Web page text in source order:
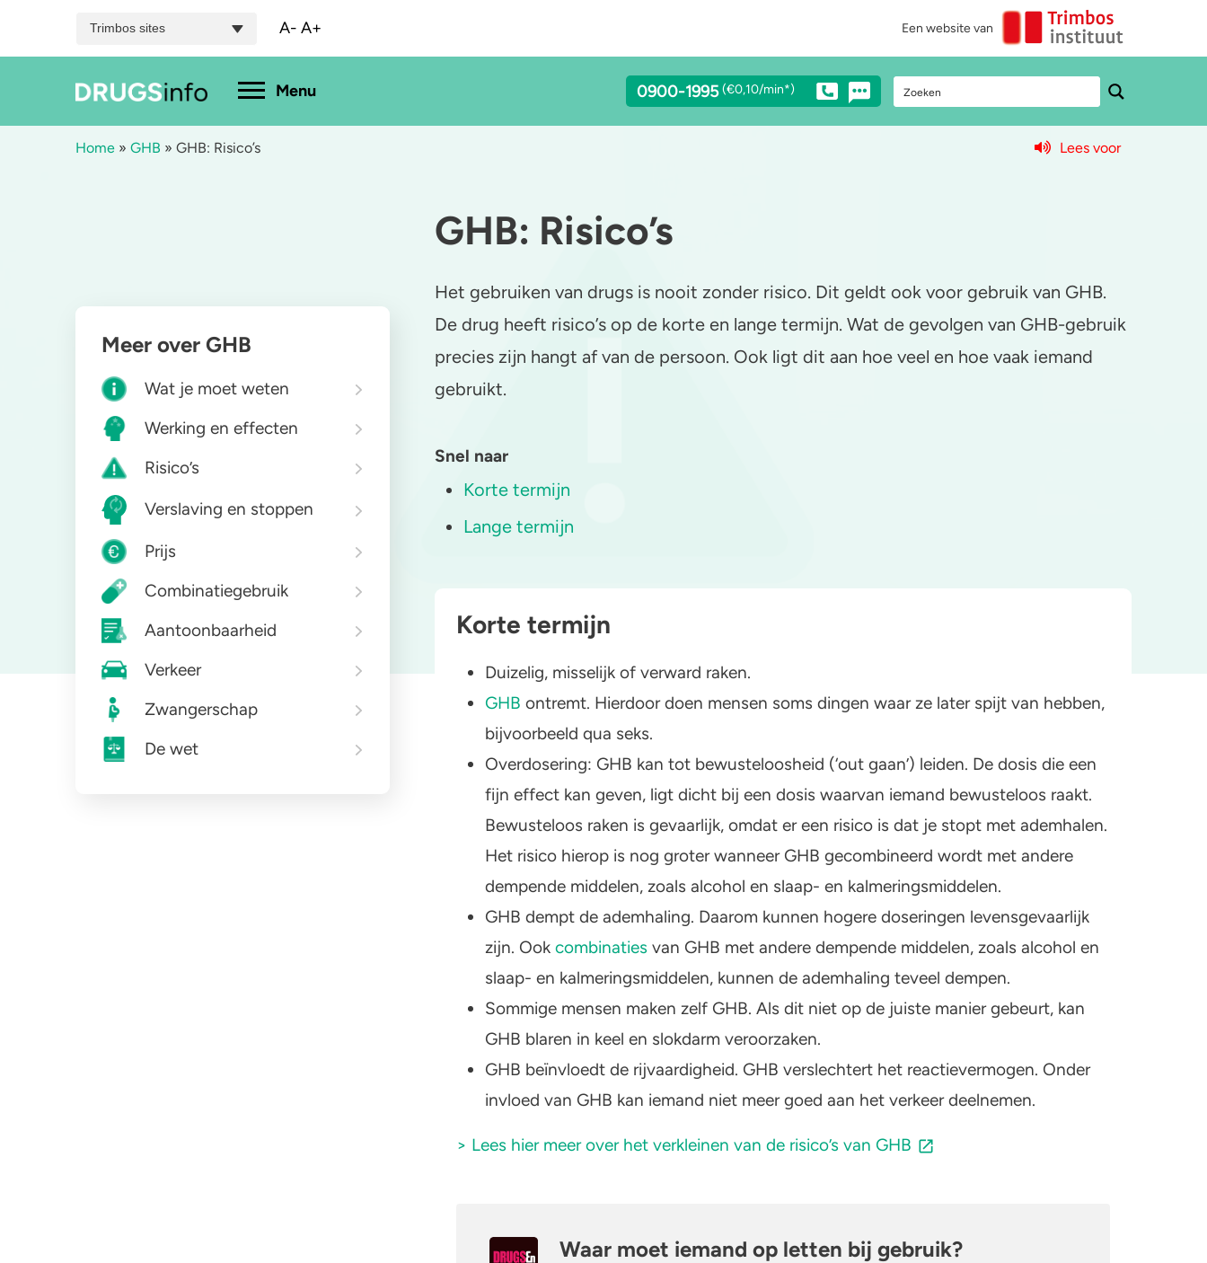
Trimbos sites A- A+ Een website van
MenuHoofdmenu 0900-1995 (€0,10/min*)
Cocaïne
Speed
3-MMC
Alcohol
Paddo’s en truffels
Ketamine
Ayahuasca
LSD
4-FA
Zwangerschap
Drugs & de wet
Combinaties & medicijnen
Stoppen of minderen
Trends & Cijfers
Check je gebruik
0900 - 1995
Home » GHB » GHB: Risico’s Lees voor
GHB: Risico’s
Het gebruiken van drugs is nooit zonder risico. Dit geldt ook voor gebruik van GHB.
De drug heeft risico’s op de korte en lange termijn. Wat de gevolgen van GHB-gebruik
precies zijn hangt af van de persoon. Ook ligt dit aan hoe veel en hoe vaak iemand
gebruikt.
Snel naar
Korte termijn
Lange termijn
Meer over GHB
Wat je moet weten
Werking en effecten
Risico’s
Verslaving en stoppen
Prijs
Combinatiegebruik
Aantoonbaarheid
Verkeer
Zwangerschap
De wet
Korte termijn
Duizelig, misselijk of verward raken.
GHB ontremt. Hierdoor doen mensen soms dingen waar ze later spijt van hebben,
bijvoorbeeld qua seks.
Overdosering: GHB kan tot bewusteloosheid (‘out gaan’) leiden. De dosis die een
fijn effect kan geven, ligt dicht bij een dosis waarvan iemand bewusteloos raakt.
Bewusteloos raken is gevaarlijk, omdat er een risico is dat je stopt met ademhalen.
Het risico hierop is nog groter wanneer GHB gecombineerd wordt met andere
dempende middelen, zoals alcohol en slaap- en kalmeringsmiddelen.
GHB dempt de ademhaling. Daarom kunnen hogere doseringen levensgevaarlijk
zijn. Ook combinaties van GHB met andere dempende middelen, zoals alcohol en
slaap- en kalmeringsmiddelen, kunnen de ademhaling teveel dempen.
Sommige mensen maken zelf GHB. Als dit niet op de juiste manier gebeurt, kan
GHB blaren in keel en slokdarm veroorzaken.
GHB beïnvloedt de rijvaardigheid. GHB verslechtert het reactievermogen. Onder
invloed van GHB kan iemand niet meer goed aan het verkeer deelnemen.
> Lees hier meer over het verkleinen van de risico’s van GHB
Waar moet iemand op letten bij gebruik?